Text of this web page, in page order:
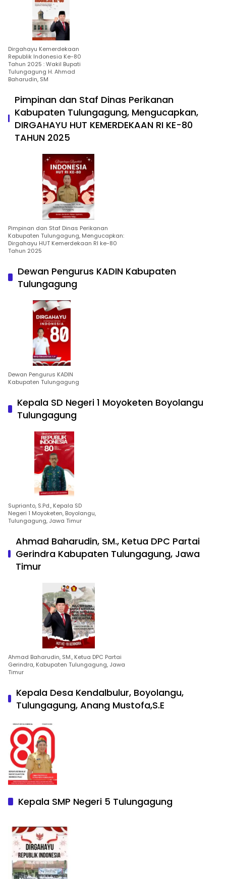
Dirgahayu Kemerdekaan
Republik Indonesia Ke-80
Tahun 2025 : Wakil Bupati
Tulungagung H. Ahmad
Baharudin, SM
Pimpinan dan Staf Dinas Perikanan
Kabupaten Tulungagung, Mengucapkan,
DIRGAHAYU HUT KEMERDEKAAN RI KE-80
TAHUN 2025
Pimpinan dan Staf Dinas Perikanan
Kabupaten Tulungagung, Mengucapkan:
Dirgahayu HUT Kemerdekaan RI ke-80
Tahun 2025
Dewan Pengurus KADIN Kabupaten
Tulungagung
Dewan Pengurus KADIN
Kabupaten Tulungagung
Kepala SD Negeri 1 Moyoketen Boyolangu
Tulungagung
Suprianto, S.Pd., Kepala SD
Negeri 1 Moyoketen, Boyolangu,
Tulungagung, Jawa Timur
Ahmad Baharudin, SM., Ketua DPC Partai
Gerindra Kabupaten Tulungagung, Jawa
Timur
Ahmad Baharudin, SM., Ketua DPC Partai
Gerindra, Kabupaten Tulungagung, Jawa
Timur
Kepala Desa Kendalbulur, Boyolangu,
Tulungagung, Anang Mustofa,S.E
Kepala SMP Negeri 5 Tulungagung